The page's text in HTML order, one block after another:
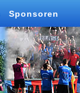
Sponsoren